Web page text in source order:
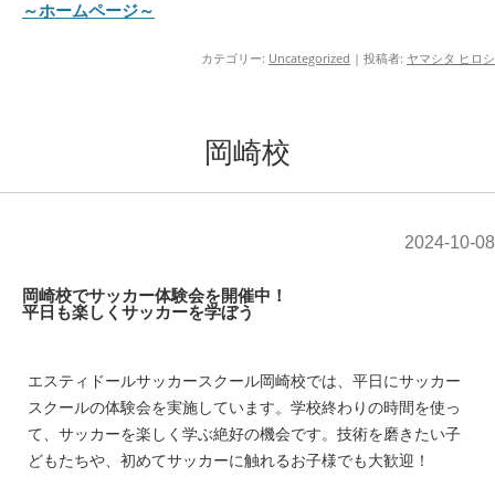
～ホームページ～
カテゴリー: Uncategorized | 投稿者: ヤマシタ ヒロシ
岡崎校
2024-10-08
岡崎校でサッカー体験会を開催中！
平日も楽しくサッカーを学ぼう
エスティドールサッカースクール岡崎校では、平日にサッカー
スクールの体験会を実施しています。学校終わりの時間を使っ
て、サッカーを楽しく学ぶ絶好の機会です。技術を磨きたい子
どもたちや、初めてサッカーに触れるお子様でも大歓迎！